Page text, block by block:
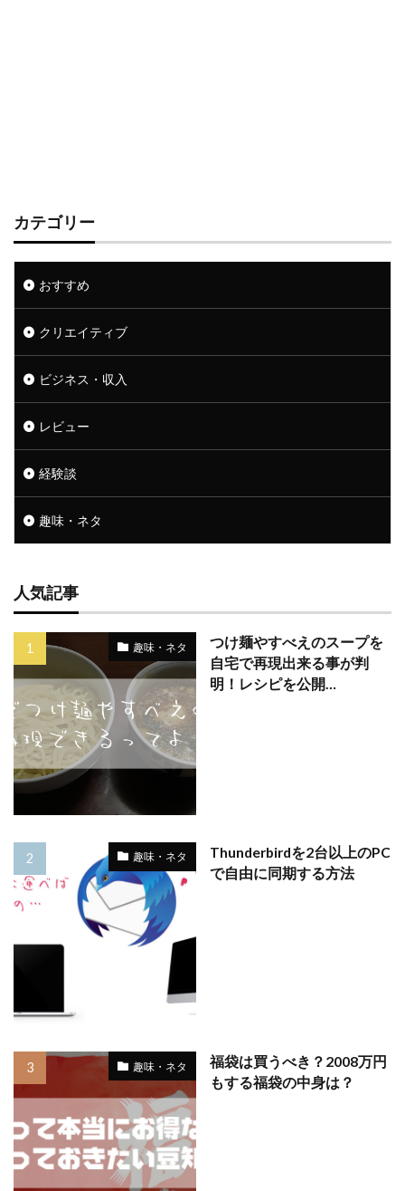
カテゴリー
おすすめ
クリエイティブ
ビジネス・収入
レビュー
経験談
趣味・ネタ
人気記事
趣味・ネタ
つけ麺やすべえのスープを
自宅で再現出来る事が判
明！レシピを公開…
趣味・ネタ
Thunderbirdを2台以上のPC
で自由に同期する方法
趣味・ネタ
福袋は買うべき？2008万円
もする福袋の中身は？